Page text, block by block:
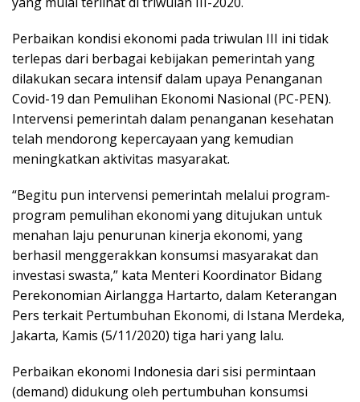
Perbaikan kondisi ekonomi pada triwulan III ini tidak
terlepas dari berbagai kebijakan pemerintah yang
dilakukan secara intensif dalam upaya Penanganan
Covid-19 dan Pemulihan Ekonomi Nasional (PC-PEN).
Intervensi pemerintah dalam penanganan kesehatan
telah mendorong kepercayaan yang kemudian
meningkatkan aktivitas masyarakat.
“Begitu pun intervensi pemerintah melalui program-
program pemulihan ekonomi yang ditujukan untuk
menahan laju penurunan kinerja ekonomi, yang
berhasil menggerakkan konsumsi masyarakat dan
investasi swasta,” kata Menteri Koordinator Bidang
Perekonomian Airlangga Hartarto, dalam Keterangan
Pers terkait Pertumbuhan Ekonomi, di Istana Merdeka,
Jakarta, Kamis (5/11/2020) tiga hari yang lalu.
Perbaikan ekonomi Indonesia dari sisi permintaan
(demand) didukung oleh pertumbuhan konsumsi